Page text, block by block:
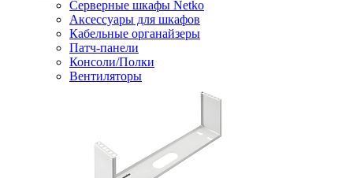
Серверные шкафы Netko
Аксессуары для шкафов
Кабельные органайзеры
Патч-панели
Консоли/Полки
Вентиляторы